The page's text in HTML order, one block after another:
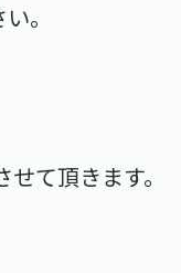
。
て頂きます。